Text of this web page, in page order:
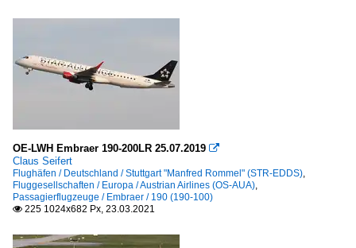
OE-LWH Embraer 190-200LR 25.07.2019 
Claus Seifert
Flughäfen / Deutschland / Stuttgart "Manfred Rommel" (STR-EDDS),
Fluggesellschaften / Europa / Austrian Airlines (OS-AUA),
Passagierflugzeuge / Embraer / 190 (190-100)
 225 1024x682 Px, 23.03.2021